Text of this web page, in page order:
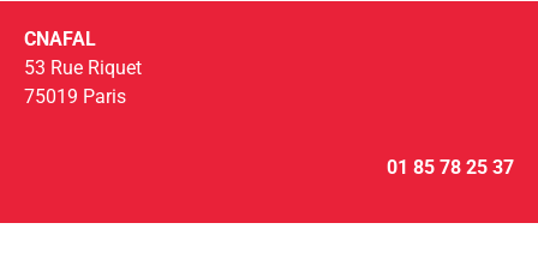
CNAFAL
53 Rue Riquet
75019 Paris
01 85 78 25 37